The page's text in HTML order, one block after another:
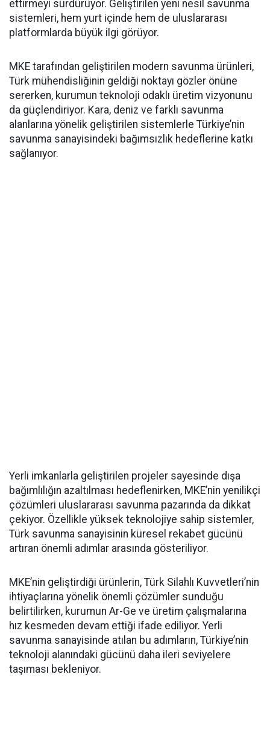
ettirmeyi sürdürüyor. Geliştirilen yeni nesil savunma
sistemleri, hem yurt içinde hem de uluslararası
platformlarda büyük ilgi görüyor.
MKE tarafından geliştirilen modern savunma ürünleri,
Türk mühendisliğinin geldiği noktayı gözler önüne
sererken, kurumun teknoloji odaklı üretim vizyonunu
da güçlendiriyor. Kara, deniz ve farklı savunma
alanlarına yönelik geliştirilen sistemlerle Türkiye’nin
savunma sanayisindeki bağımsızlık hedeflerine katkı
sağlanıyor.
Yerli imkanlarla geliştirilen projeler sayesinde dışa
bağımlılığın azaltılması hedeflenirken, MKE’nin yenilikçi
çözümleri uluslararası savunma pazarında da dikkat
çekiyor. Özellikle yüksek teknolojiye sahip sistemler,
Türk savunma sanayisinin küresel rekabet gücünü
artıran önemli adımlar arasında gösteriliyor.
MKE’nin geliştirdiği ürünlerin, Türk Silahlı Kuvvetleri’nin
ihtiyaçlarına yönelik önemli çözümler sunduğu
belirtilirken, kurumun Ar-Ge ve üretim çalışmalarına
hız kesmeden devam ettiği ifade ediliyor. Yerli
savunma sanayisinde atılan bu adımların, Türkiye’nin
teknoloji alanındaki gücünü daha ileri seviyelere
taşıması bekleniyor.